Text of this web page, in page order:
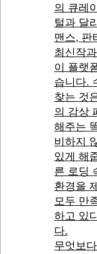
의 큐레
털과 달
맨스, 판
최신작
이 플랫
습니다.
찾는 것
의 감상
해주는
비하지
있게 해
른 로딩
환경을
모두 만
하고 있
다.
무엇보